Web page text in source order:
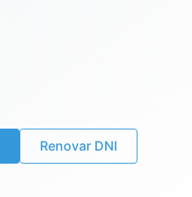
Renovar DNI